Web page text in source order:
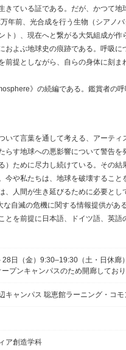
きている証である。だが、かつて
年前、光合成を行う生物（シアノ
ト）、現在へと繋がる大気組成が作
およぶ地球史の痕跡である。呼吸
前提としながら、自らの身体に刻
》の続編である。鑑賞者の
いて言葉を通して考える、アーティ
らす地球への悪影響について警告を
）ために尽力し続けている。その結
今や私たちは、地球を破壊すること
、人間が生き延びるために必要と
自滅の危機に関する情報提供があ
とを前提に日本語、ドイツ語、英
日（金）9:30–19:30（土・日休廊
プンキャンパスのため開廊してお
キャンパス 聡恵館ラーニング・コ
ア創造学科